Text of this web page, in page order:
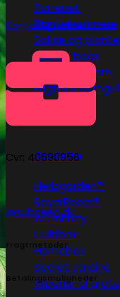
Tørrenet
Plantetrimmere
Sakse og
Bubble bags
Pollenpressere
Mikroskoper
Grotelte
Herbgarden™
RoyalRoom®
AC infinity
Cultibox
Homebox
Secret Jardine
Tilbehør til
Kontakt@subseed.dk
Cvr: 40690956
@subseed.dk
Fragtmetoder
Betalingsmuligheder